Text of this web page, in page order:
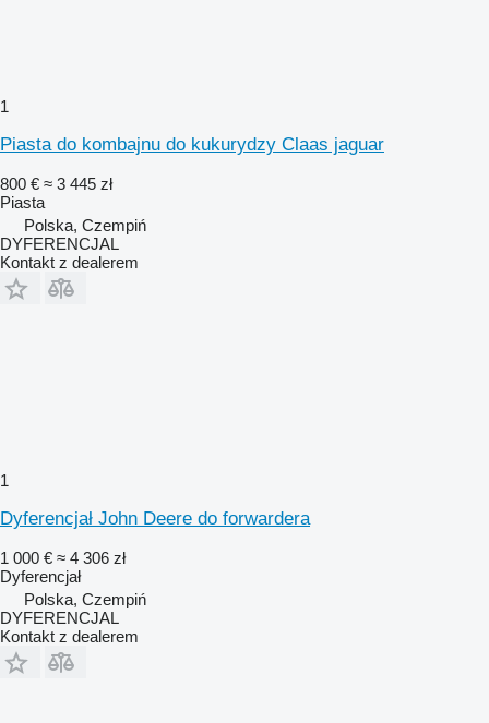
1
Piasta do kombajnu do kukurydzy Claas jaguar
800 € ≈ 3 445 zł
Piasta
Polska, Czempiń
DYFERENCJAL
Kontakt z dealerem
1
Dyferencjał John Deere do forwardera
1 000 € ≈ 4 306 zł
Dyferencjał
Polska, Czempiń
DYFERENCJAL
Kontakt z dealerem